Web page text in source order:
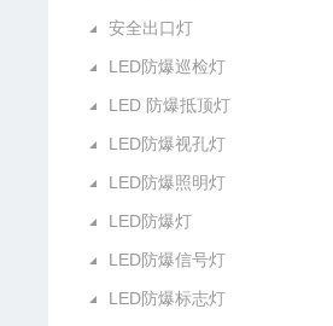
安全出口灯
LED防爆巡检灯
LED 防爆抵顶灯
LED防爆视孔灯
LED防爆照明灯
LED防爆灯
LED防爆信号灯
LED防爆标志灯